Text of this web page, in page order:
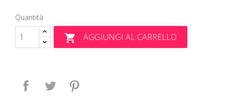
Quantità
 AGGIUNGI AL CARRELLO
Condividi Twitta